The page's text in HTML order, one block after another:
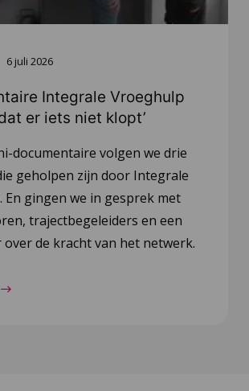
6 juli 2026
Integrale Vroeghulp
er iets niet klopt’
documentaire volgen we drie
geholpen zijn door Integrale
En gingen we in gesprek met
trajectbegeleiders en een
de kracht van het netwerk.